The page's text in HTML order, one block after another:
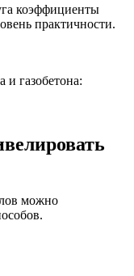
коэффициенты
практичности.
и газобетона:
можно